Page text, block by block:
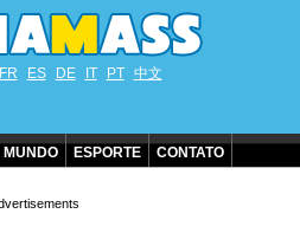
FR ES DE IT PT 中文
MUNDO ESPORTE CONTATO